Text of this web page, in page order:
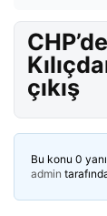
çıkış
Bu konu 0
admin